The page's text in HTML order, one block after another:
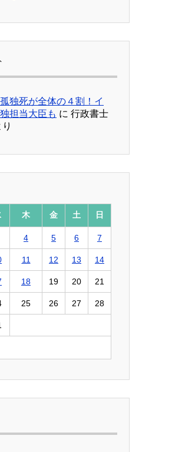
独死が全体の４割！イ
担当大臣も に 行政書士
り
木 金 土 日
4 5 6 7
11 12 13 14
18 19 20 21
25 26 27 28